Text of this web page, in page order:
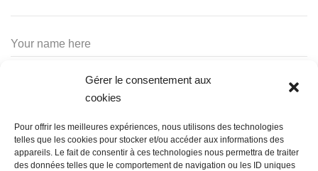
Gérer le consentement aux
cookies
Pour offrir les meilleures expériences, nous utilisons des technologies
telles que les cookies pour stocker et/ou accéder aux informations des
appareils. Le fait de consentir à ces technologies nous permettra de traiter
des données telles que le comportement de navigation ou les ID uniques